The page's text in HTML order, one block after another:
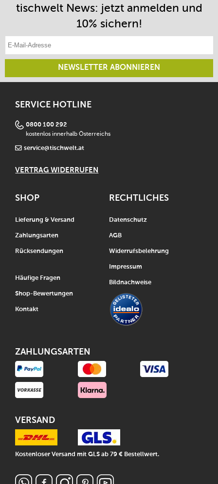
tischwelt News: jetzt anmelden und
10% sichern!
NEWSLETTER ABONNIEREN
SERVICE HOTLINE
0800 100 292
kostenlos innerhalb Österreichs
service@tischwelt.at
VERTRAG WIDERRUFEN
SHOP
Lieferung & Versand
Zahlungsarten
Rücksendungen
Häufige Fragen
Shop-Bewertungen
Kontakt
RECHTLICHES
Datenschutz
AGB
Widerrufsbelehrung
Impressum
Bildnachweise
ZAHLUNGSARTEN
VERSAND
Kostenloser Versand mit GLS ab 79 € Bestellwert.